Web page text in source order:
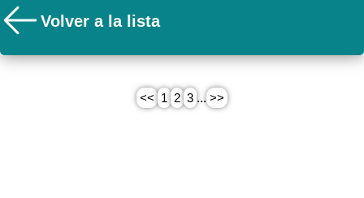
Volver a la lista
<< 1 2 3 ... >>